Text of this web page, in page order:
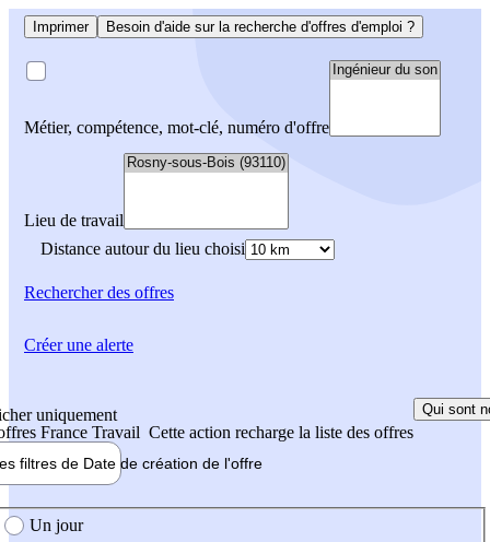
Imprimer Besoin d'aide sur la recherche d'offres d'emploi ?
Métier, compétence, mot-clé, numéro d'offre
Lieu de travail
Distance autour du lieu choisi
Rechercherdes offres
uniquement
France Travail Cette action recharge la liste des offres
Qui sont
filtres de Date de création de l'offre
création de l'offre
Un jour
Créer une alerte